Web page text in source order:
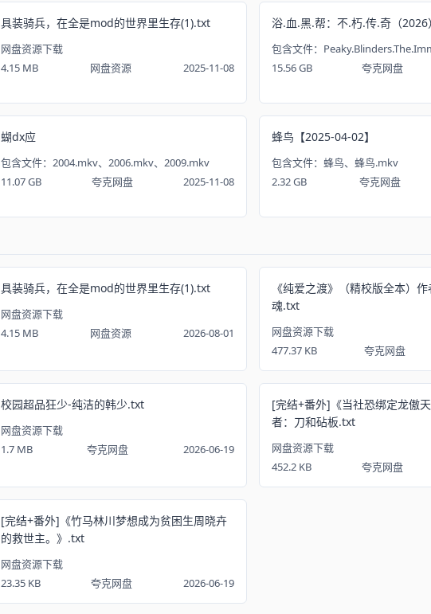
具装骑兵，在全是mod的世界里生存(1).txt
网盘资源下载
4.15 MB
网盘资源 2025-11-08
浴.血.黑.帮：不.朽.传.奇（2026
包含文件：
15.56 GB
夸克网盘
蝴dx应
包含文件：2004.mkv、2006.mkv、2009.mkv
11.07 GB
夸克网盘 2025-11-08
蜂鸟【2025-04-02】
包含文件：蜂鸟、蜂鸟.mkv
2.32 GB
夸克网盘
具装骑兵，在全是mod的世界里生存(1).txt
网盘资源下载
4.15 MB
网盘资源 2026-08-01
《纯爱之渡》（精校版全本）
魂.txt
网盘资源下载
477.37 KB
夸克网盘
校园超品狂少-纯洁的韩少.txt
网盘资源下载
1.7 MB
夸克网盘 2026-06-19
[完结+番外]《当社恐绑定龙傲
者：刀和砧板.txt
网盘资源下载
452.2 KB
夸克网盘
[完结+番外]《竹马林川梦想成为贫困生周晓卉
的救世主。》.txt
网盘资源下载
23.35 KB
夸克网盘 2026-06-19